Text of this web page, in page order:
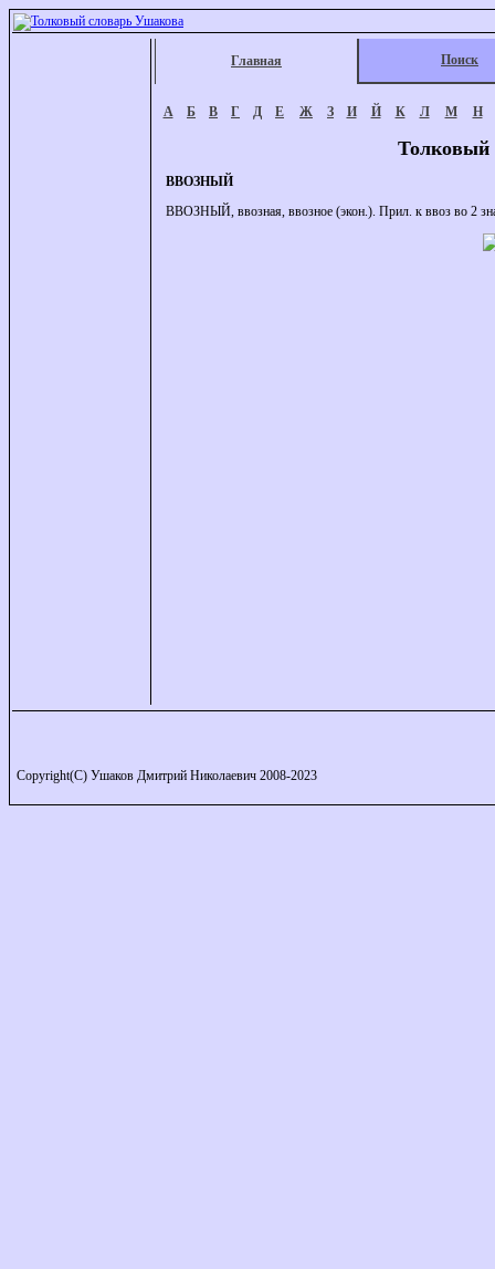
Главная Поиск
А Б В Г Д Е Ж З И Й К Л М Н
Толковый
ВВОЗНЫЙ
ВВОЗНЫЙ, ввозная, ввозное (экон.). Прил. к ввоз во 2
Copyright(C) Ушаков Дмитрий Николаевич 2008-2023